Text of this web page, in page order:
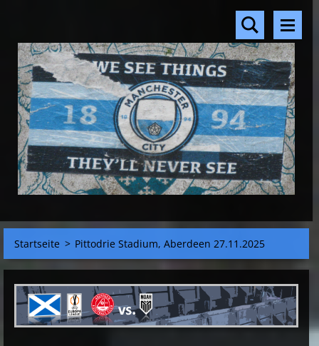
Startseite > Pittodrie Stadium, Aberdeen 27.11.2025